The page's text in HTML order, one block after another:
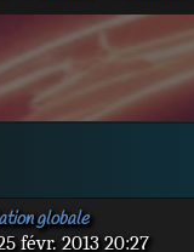
globale
févr. 2013 20:27